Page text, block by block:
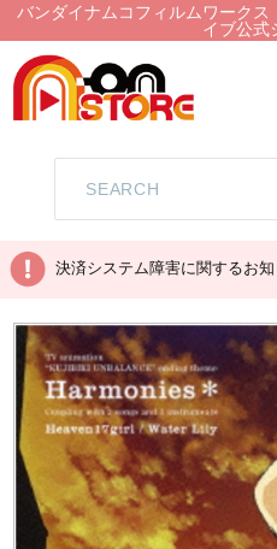
バンダイナムコフィルムワーク
イブ公式
決済システム障害に関するお知